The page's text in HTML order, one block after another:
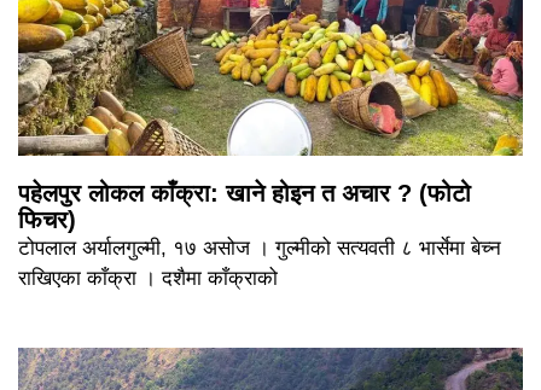
पहेलपुर लोकल काँक्रा: खाने होइन त अचार ? (फोटो
फिचर)
टोपलाल अर्यालगुल्मी, १७ असोज । गुल्मीको सत्यवती ८ भार्सेमा बेच्न
राखिएका काँक्रा । दशैमा काँक्राको